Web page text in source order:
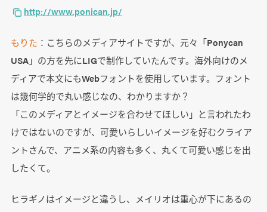
http://www.ponican.jp/
もりた ：こちらのメディアサイトですが、元々「Ponycan
USA」の方を先にLIGで制作していたんです。海外向けのメ
ディアで本文にもWebフォントを使用しています。フォント
は幾何学的で丸い感じなの、わかりますか？
「このメディアとイメージを合わせてほしい」と言われたわ
けではないのですが、可愛いらしいイメージを好むクライア
ントさんで、アニメ系の内容も多く、丸くて可愛い感じを出
したくて。
ヒラギノはイメージと違うし、メイリオは重心が下にあるの